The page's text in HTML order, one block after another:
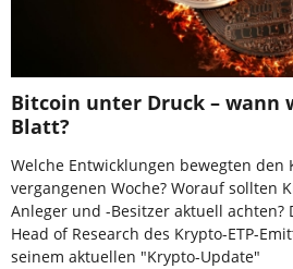
Bitcoin unter Druck – wann
Blatt?
Welche Entwicklungen bewegten den
vergangenen Woche? Worauf sollten
Anleger und -Besitzer aktuell achten?
Head of Research des Krypto-ETP-
seinem aktuellen "Krypto-Update"